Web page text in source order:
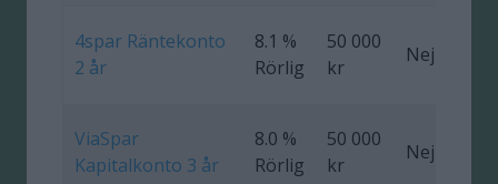
4spar Räntekonto
2 år
8.1 %
Rörlig
50 000
kr
Nej
ViaSpar
Kapitalkonto 3 år
8.0 %
Rörlig
50 000
kr
Nej